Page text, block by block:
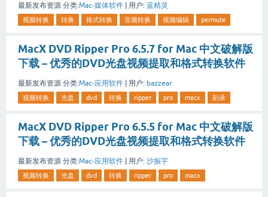
最新发布资源 分类:Mac-媒体软件 | 用户: 蓝精灵
视频转换 转换 格式转换 音频转换 视频编辑 permute
MacX DVD Ripper Pro 6.5.7 for Mac 中文破解版
下载 – 优秀的DVD光盘视频提取和格式转换软件
最新发布资源 分类:Mac-应用软件 | 用户: bazzear
视频转换 光盘 dvd 转换 ripper pro macx 刻录
MacX DVD Ripper Pro 6.5.5 for Mac 中文破解版
下载 – 优秀的DVD光盘视频提取和格式转换软件
最新发布资源 分类:Mac-应用软件 | 用户: 沙振宇
视频转换 光盘 dvd 转换 ripper pro macx